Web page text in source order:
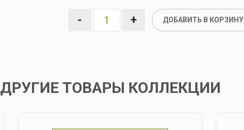
- + ДОБАВИТЬ В КОРЗИНУ
ДРУГИЕ ТОВАРЫ КОЛЛЕКЦИИ